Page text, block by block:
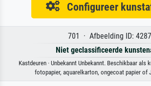
Configureer
701 · Afbeelding ID: 4287
Niet geclassificeerde
Kastdeuren · Unbekannt Unbekannt. Beschikbaar als
fotopapier, aquarelkarton, ongecoat papier of